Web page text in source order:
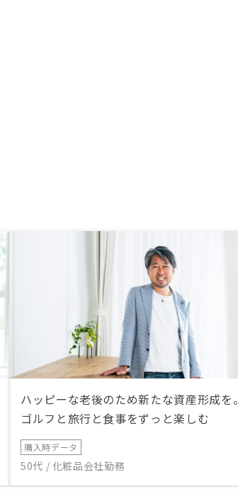
ハッピーな老後のため新たな資産形成を。
ゴルフと旅行と食事をずっと楽しむ
購入時データ
50代 / 化粧品会社勤務